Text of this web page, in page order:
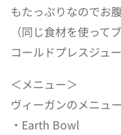
もたっぷりなのでお
（同じ食材を使っ
コールドプレスジュ
＜メニュー＞
ヴィーガンのメニュ
・Earth Bowl